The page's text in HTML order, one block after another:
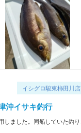
イシグロ駿東柿田川店
沖イサキ釣行